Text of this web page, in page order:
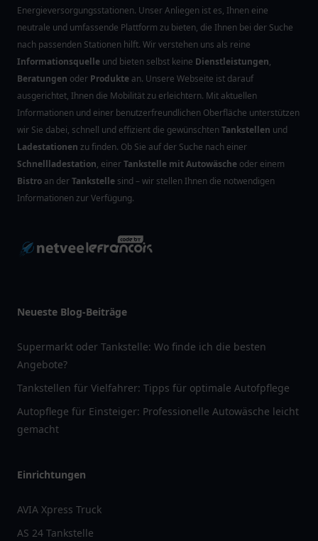
Energieversorgungsstationen. Unser Anliegen ist es, Ihnen eine
neutrale und umfassende Plattform zu bieten, die Ihnen bei der Suche
nach passenden Stationen hilft. Wir verstehen uns als reine
Informationsquelle und bieten selbst keine Dienstleistungen,
Beratungen oder Produkte an. Unsere Webseite ist darauf
ausgerichtet, Ihnen die Mobilität zu erleichtern. Mit aktuellen
Informationen und einer benutzerfreundlichen Oberfläche unterstützen
wir Sie dabei, schnell und effizient die gewünschtenTankstellen und
Ladestationen zu finden. Ob Sie auf der Suche nach einer
Schnellladestation, einerTankstelle mit Autowäsche oder einem
Bistro an derTankstelle sind – wir stellen Ihnen die notwendigen
Informationen zur Verfügung.
Neueste Blog-Beiträge
Supermarkt oder Tankstelle: Wo finde ich die besten
Angebote?
Tankstellen für Vielfahrer: Tipps für optimale Autofpflege
Autopflege für Einsteiger: Professionelle Autowäsche leicht
gemacht
Einrichtungen
AVIA Xpress Truck
AS 24 Tankstelle